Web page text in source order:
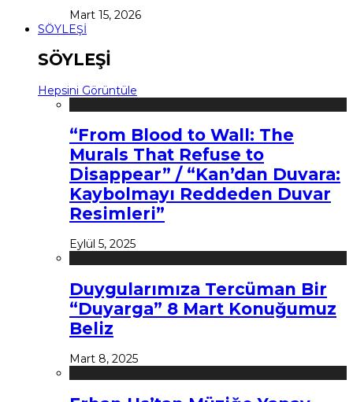
Mart 15, 2026
SÖYLEŞİ
SÖYLEŞİ
Hepsini Görüntüle
“From Blood to Wall: The
Murals That Refuse to
Disappear” / “Kan’dan Duvara:
Kaybolmayı Reddeden Duvar
Resimleri”
Eylül 5, 2025
Duygularımıza Tercüman Bir
“Duyarga” 8 Mart Konuğumuz
Beliz
Mart 8, 2025